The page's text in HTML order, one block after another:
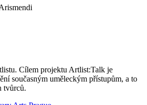
Cílem projektu Artlist:Talk je
současným uměleckým přístupům, a to
tvůrců.